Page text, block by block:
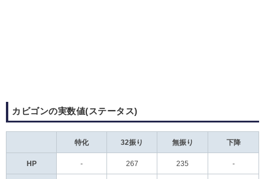
カビゴンの実数値(ステータス)
特化 32振り 無振り 下降
HP - 267 235 -